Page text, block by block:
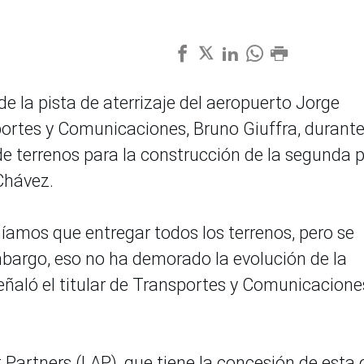
la pista de aterrizaje del aeropuerto Jorge
y Comunicaciones, Bruno Giuffra, durante
terrenos para la construcción de la segunda
que entregar todos los terrenos, pero se
eso no ha demorado la evolución de la
el titular de Transportes y